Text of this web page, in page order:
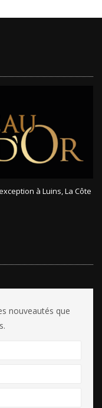
à Luins, La Côte
nouveautés que